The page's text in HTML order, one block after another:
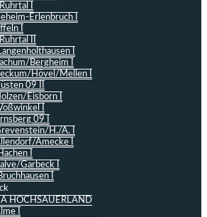
I
Erlenbruch I
I
II
I
Bergheim I
Hövel/Mellen I
09 II
Eisborn I
I
09 I
H./A. I
Amecke I
I
Garbeck I
I
A HOCHSAUERLAND
I